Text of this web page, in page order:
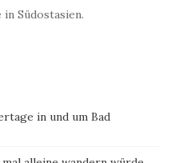
Südostasien.
in und um Bad